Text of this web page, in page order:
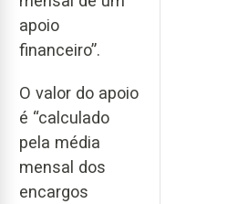
apoio
financeiro”.
O valor do apoio
é “calculado
pela média
mensal dos
encargos